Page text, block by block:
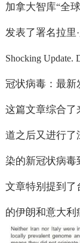
加拿大智库“全
发表了署名拉里·
Shocking Update.
冠状病毒：最新
这篇文章综合了
道之后又进行了
染的新冠状病毒
文章特别提到了
的伊朗和意大利